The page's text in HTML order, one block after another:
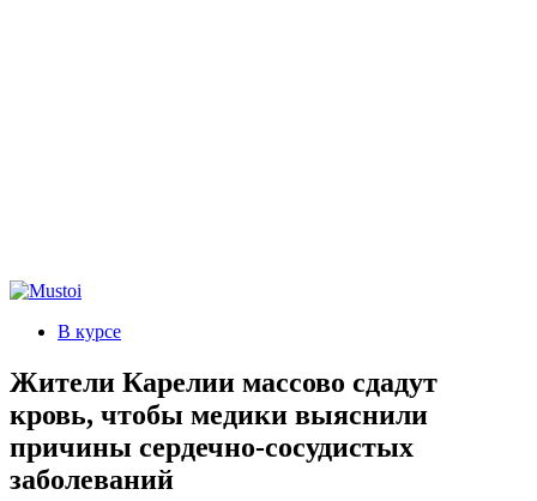
В курсе
Жители Карелии массово сдадут
кровь, чтобы медики выяснили
причины сердечно-сосудистых
заболеваний